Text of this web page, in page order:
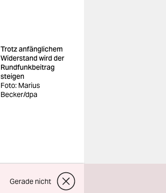
Trotz anfänglichem
Widerstand wird der
Rundfunkbeitrag
steigen
Foto: Marius
Becker/dpa
Gerade nicht